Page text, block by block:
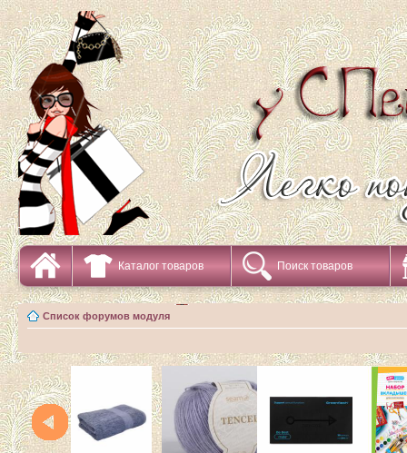
Каталог товаров Поиск товаров
Список форумов модуля